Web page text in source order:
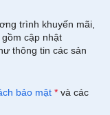
trình khuyến mãi,
cập nhật
thông tin các sản
bảo mật * và các